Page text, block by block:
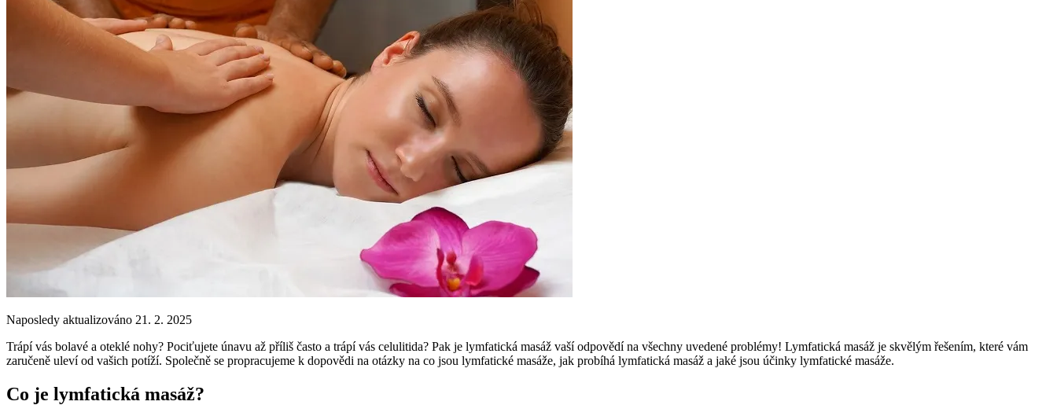
Naposledy aktualizováno 21. 2. 2025
Trápí vás bolavé a oteklé nohy? Pociťujete únavu až příliš často a trápí vás celulitida? Pak je lymfatická masáž vaší odpovědí na všechny uvedené problémy! Lymfatická masáž je skvělým řešením, které vám
zaručeně uleví od vašich potíží. Společně se propracujeme k dopovědi na otázky na co jsou lymfatické masáže, jak probíhá lymfatická masáž a jaké jsou účinky lymfatické masáže.
Co je lymfatická masáž?